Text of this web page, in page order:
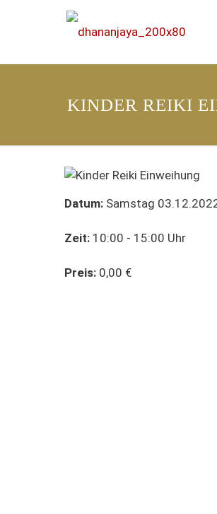
KINDER REIKI
Datum:Samstag
Zeit:10:00 - 15:00 Uhr
Preis:0,00 €